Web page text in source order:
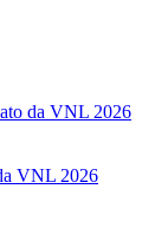
da VNL 2026
VNL 2026